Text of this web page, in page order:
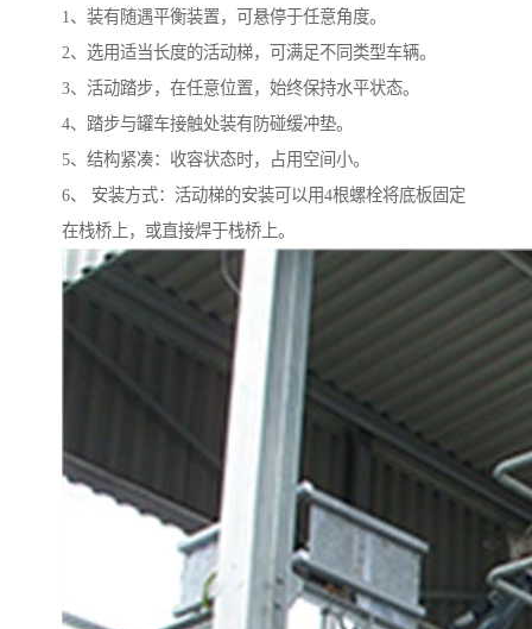
1、装有随遇平衡装置，可悬停于任意角度。
2、选用适当长度的活动梯，可满足不同类型车辆。
3、活动踏步，在任意位置，始终保持水平状态。
4、踏步与罐车接触处装有防碰缓冲垫。
5、结构紧凑：收容状态时，占用空间小。
6、 安装方式：活动梯的安装可以用4根螺栓将底板固定
在栈桥上，或直接焊于栈桥上。